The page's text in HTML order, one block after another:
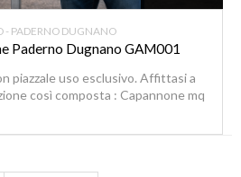
- PADERNO DUGNANO
Paderno Dugnano GAM001
piazzale uso esclusivo. Affittasi a
così composta : Capannone mq